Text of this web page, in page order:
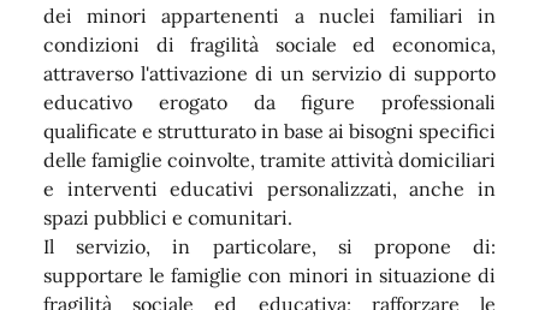
dei minori appartenenti a nuclei familiari in
condizioni di fragilità sociale ed economica,
attraverso l'attivazione di un servizio di supporto
educativo erogato da figure professionali
qualificate e strutturato in base ai bisogni specifici
delle famiglie coinvolte, tramite attività domiciliari
e interventi educativi personalizzati, anche in
spazi pubblici e comunitari.
Il servizio, in particolare, si propone di:
supportare le famiglie con minori in situazione di
fragilità sociale ed educativa; rafforzare le